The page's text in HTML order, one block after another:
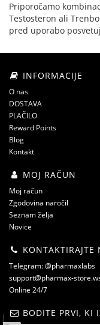
Priporočamo
Testosteron ali
pred uporabo
INFORMACIJE
O nas
DOSTAVA
PLAČILO
Reward Points
Blog
Kontakt
MOJ RAČUN
Moj račun
Zgodovina naročil
Seznam želja
Novice
KONTAKTIRAJTE
Telegram: @pharmaxlabs
support@pharmax-
Online 24/7
BODITE PRVI, KI